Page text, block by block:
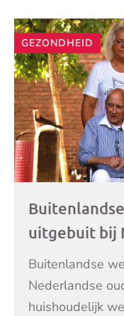
GEZONDHEID
Buitenlandse
uitgebuit bij
Buitenlandse
Nederlandse
huishoudelijk